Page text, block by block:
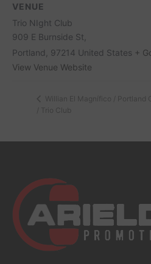
VENUE
Trio NIght Club
909 E Burnside St,
Portland
97214 United States +
View Venue Website
Willian El Magnífico / Portland
/ Trio Club